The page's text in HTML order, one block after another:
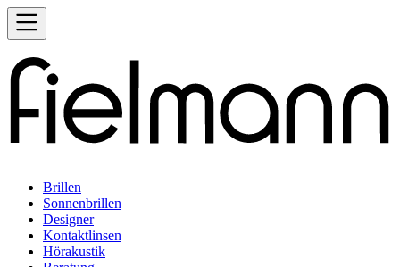
Brillen
Sonnenbrillen
Designer
Kontaktlinsen
Hörakustik